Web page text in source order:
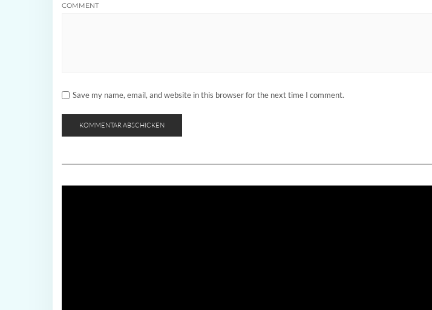
COMMENT
Save my name, email, and website in this browser for the next time I comment.